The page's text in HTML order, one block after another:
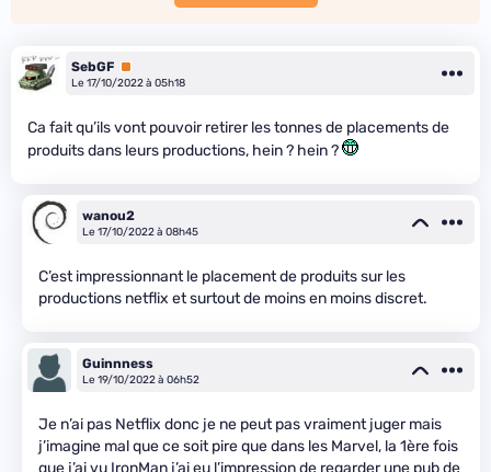
SebGF Premium
Le 17/10/2022 à 05h18
Ca fait qu’ils vont pouvoir retirer les tonnes de placements de
produits dans leurs productions, hein ? hein ?
wanou2
Le 17/10/2022 à 08h45
C’est impressionnant le placement de produits sur les
productions netflix et surtout de moins en moins discret.
Guinnness
Le 19/10/2022 à 06h52
Je n’ai pas Netflix donc je ne peut pas vraiment juger mais
j’imagine mal que ce soit pire que dans les Marvel, la 1ère fois